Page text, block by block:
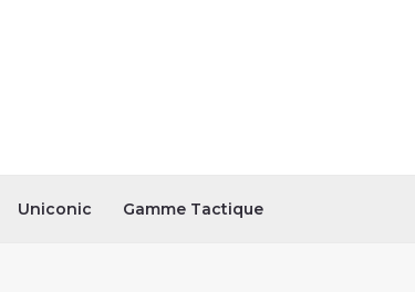
Uniconic Gamme Tactique